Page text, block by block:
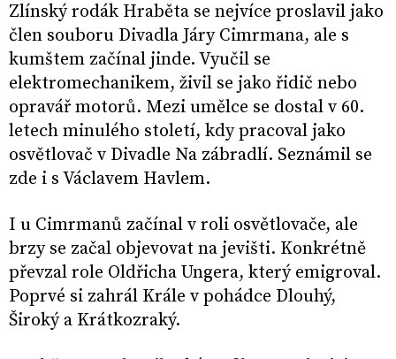
Zlínský rodák Hraběta se nejvíce proslavil jako
člen souboru Divadla Járy Cimrmana, ale s
kumštem začínal jinde. Vyučil se
elektromechanikem, živil se jako řidič nebo
opravář motorů. Mezi umělce se dostal v 60.
letech minulého století, kdy pracoval jako
osvětlovač v Divadle Na zábradlí. Seznámil se
zde i s Václavem Havlem.
I u Cimrmanů začínal v roli osvětlovače, ale
brzy se začal objevovat na jevišti. Konkrétně
převzal role Oldřicha Ungera, který emigroval.
Poprvé si zahrál Krále v pohádce Dlouhý,
Široký a Krátkozraký.